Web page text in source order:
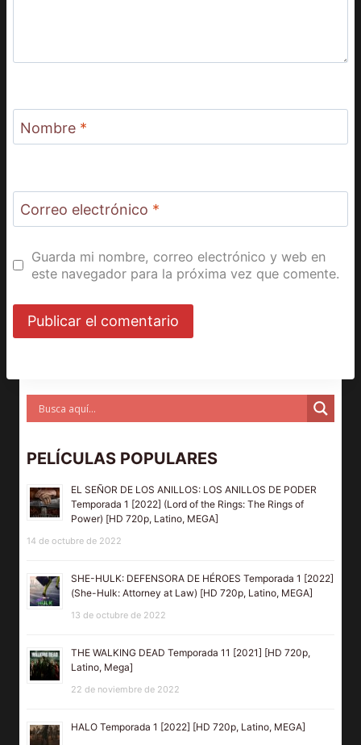
Nombre *
Correo electrónico *
Guarda mi nombre, correo electrónico y web en
este navegador para la próxima vez que comente.
PELÍCULAS POPULARES
EL SEÑOR DE LOS ANILLOS: LOS ANILLOS DE PODER
Temporada 1 [2022] (Lord of the Rings: The Rings of
Power) [HD 720p, Latino, MEGA]
14 de octubre de 2022
SHE-HULK: DEFENSORA DE HÉROES Temporada 1 [2022]
(She-Hulk: Attorney at Law) [HD 720p, Latino, MEGA]
13 de octubre de 2022
THE WALKING DEAD Temporada 11 [2021] [HD 720p,
Latino, Mega]
22 de noviembre de 2022
HALO Temporada 1 [2022] [HD 720p, Latino, MEGA]